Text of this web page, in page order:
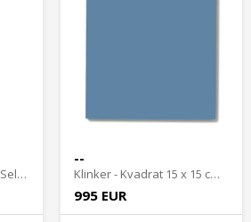
Peinture à l'huile de lin Selder & Co - Noir
--
Klinker - Kvadrat 15 x 15 cm blå
995 EUR